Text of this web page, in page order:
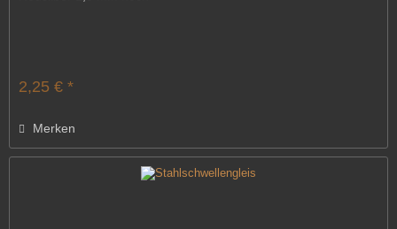
2,25 € *
Merken